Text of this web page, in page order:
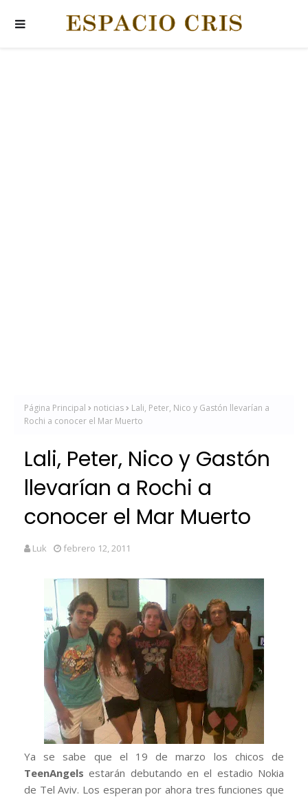
Página Principal noticias
Lali, Peter, Nico y Gastón llevarían a
Rochi a conocer el Mar Muerto
Lali, Peter, Nico y Gastón
llevarían a Rochi a
conocer el Mar Muerto
Luk febrero 12, 2011
Ya se sabe que el 19 de marzo los chicos de
TeenAngels estarán debutando en el estadio Nokia
de Tel Aviv. Los esperan por ahora tres funciones que